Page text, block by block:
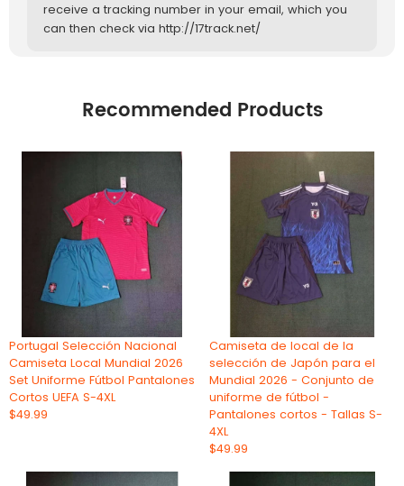
receive a tracking number in your email, which you
can then check via http://17track.net/
Recommended Products
Portugal Selección Nacional
Camiseta Local Mundial 2026
Set Uniforme Fútbol Pantalones
Cortos UEFA S-4XL
$49.99
Camiseta de local de la
selección de Japón para el
Mundial 2026 - Conjunto de
uniforme de fútbol -
Pantalones cortos - Tallas S-
4XL
$49.99